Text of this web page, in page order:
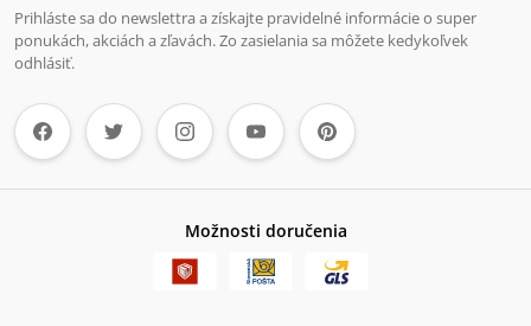
Prihláste sa do newslettra a získajte pravidelné informácie o super
ponukách, akciách a zľavách. Zo zasielania sa môžete kedykoľvek
odhlásiť.
Možnosti doručenia